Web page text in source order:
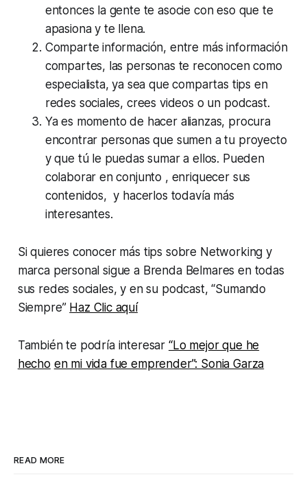
entonces la gente te asocie con eso que te
apasiona y te llena.
Comparte información, entre más información
compartes, las personas te reconocen como
especialista, ya sea que compartas tips en
redes sociales, crees videos o un podcast.
Ya es momento de hacer alianzas, procura
encontrar personas que sumen a tu proyecto
y que tú le puedas sumar a ellos. Pueden
colaborar en conjunto , enriquecer sus
contenidos, y hacerlos todavía más
interesantes.
Si quieres conocer más tips sobre Networking y
marca personal sigue a Brenda Belmares en todas
sus redes sociales, y en su podcast, “Sumando
Siempre” Haz Clic aquí
También te podría interesar “Lo mejor que he
hecho en mi vida fue emprender”: Sonia Garza
READ MORE